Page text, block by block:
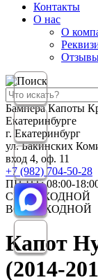
Контакты
О нас
О
Бампера Капоты
Екатеринбурге
г. Екатеринбург
ул. Бакинских
вход 4, оф. 11
+7 (982) 704-50-28
ПН-ПТ: 08:00-
СБ: ВЫХОДНОЙ
ВС: ВЫХОДНОЙ
Капот
(2014-